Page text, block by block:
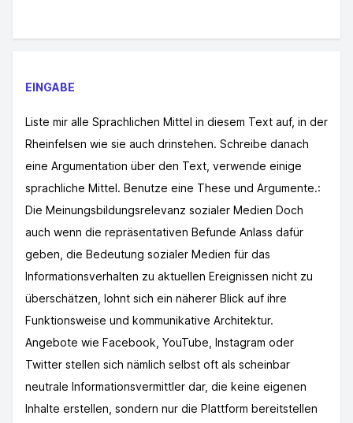
EINGABE
Liste mir alle Sprachlichen Mittel in diesem Text auf, in der
Rheinfelsen wie sie auch drinstehen. Schreibe danach
eine Argumentation über den Text, verwende einige
sprachliche Mittel. Benutze eine These und Argumente.:
Die Meinungsbildungsrelevanz sozialer Medien Doch
auch wenn die repräsentativen Befunde Anlass dafür
geben, die Bedeutung sozialer Medien für das
Informationsverhalten zu aktuellen Ereignissen nicht zu
überschätzen, lohnt sich ein näherer Blick auf ihre
Funktionsweise und kommunikative Architektur.
Angebote wie Facebook, YouTube, Instagram oder
Twitter stellen sich nämlich selbst oft als scheinbar
neutrale Informationsvermittler dar, die keine eigenen
Inhalte erstellen, sondern nur die Plattform bereitstellen